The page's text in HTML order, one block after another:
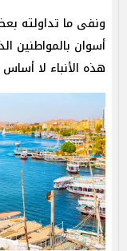
ونفى ما تداولته
أسوان بالمواطنين
هذه الأنباء لا